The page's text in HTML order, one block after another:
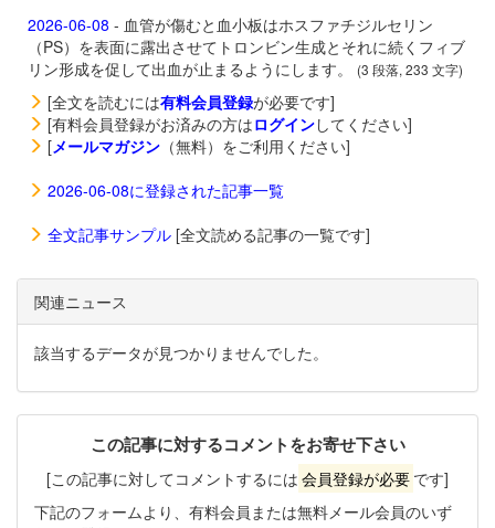
2026-06-08 - 血管が傷むと血小板はホスファチジルセリン
（PS）を表面に露出させてトロンビン生成とそれに続くフィブ
リン形成を促して出血が止まるようにします。
(3 段落, 233 文字)
[全文を読むには有料会員登録が必要です]
[有料会員登録がお済みの方はログインしてください]
[メールマガジン （無料）をご利用ください]
2026-06-08に登録された記事一覧
全文記事サンプル [全文読める記事の一覧です]
関連ニュース
該当するデータが見つかりませんでした。
この記事に対するコメントをお寄せ下さい
[この記事に対してコメントするには 会員登録が必要 です]
下記のフォームより、有料会員または無料メール会員のいず